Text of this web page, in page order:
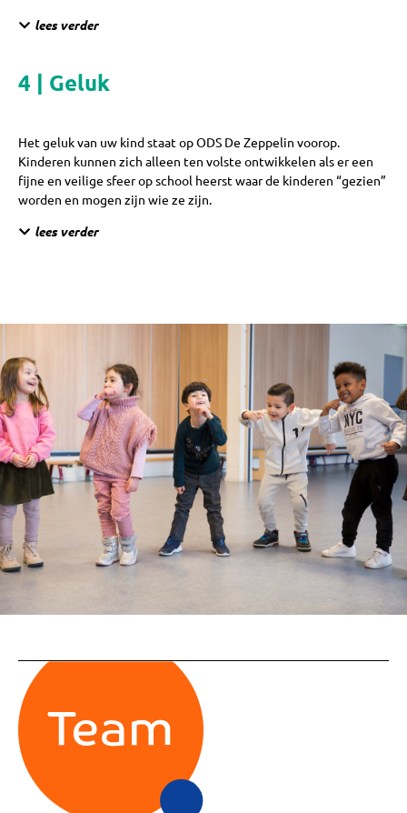
lees verder
4 | Geluk
Het geluk van uw kind staat op ODS De Zeppelin voorop.
Kinderen kunnen zich alleen ten volste ontwikkelen als er een
fijne en veilige sfeer op school heerst waar de kinderen “gezien”
worden en mogen zijn wie ze zijn.
lees verder